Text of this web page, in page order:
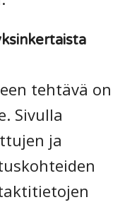
tehtävä on
Sivulla
ja